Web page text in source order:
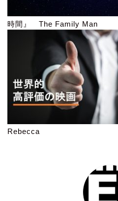
時間』 The Family Man
Rebecca